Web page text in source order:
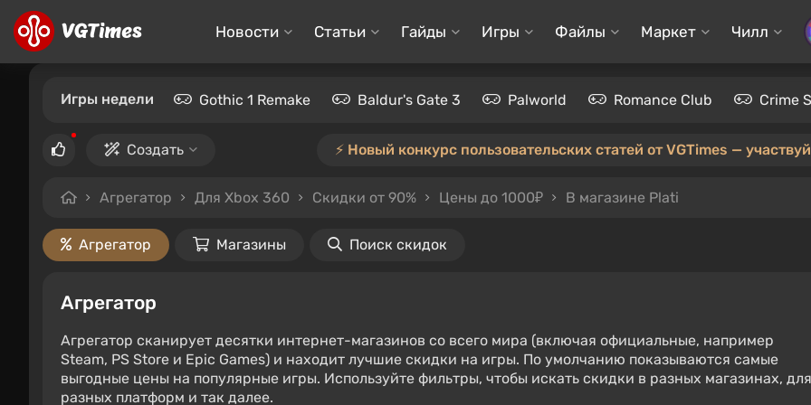
Новости Статьи Гайды Игры Файлы Маркет Чилл
Игры недели Gothic 1 Remake Baldur's Gate 3 Palworld Romance Club Crime
Создать ⚡️ Новый конкурс пользовательских статей от VGTimes —
Агрегатор Для Xbox 360 Скидки от 90% Цены до 1000₽ В магазине Plati
Агрегатор Магазины Поиск скидок
Агрегатор
Агрегатор сканирует десятки интернет-магазинов со всего мира (включая официальные, например
Steam, PS Store и Epic Games) и находит лучшие скидки на игры. По умолчанию показываются самые
выгодные цены на популярные игры. Используйте фильтры, чтобы искать скидки в разных магазинах, для
разных платформ и так далее.